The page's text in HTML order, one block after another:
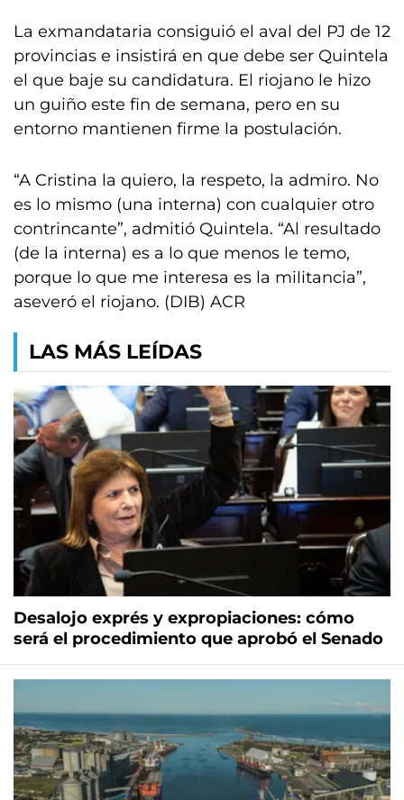
La exmandataria consiguió el aval del PJ de 12
provincias e insistirá en que debe ser Quintela
el que baje su candidatura. El riojano le hizo
un guiño este fin de semana, pero en su
entorno mantienen firme la postulación.
“A Cristina la quiero, la respeto, la admiro. No
es lo mismo (una interna) con cualquier otro
contrincante”, admitió Quintela. “Al resultado
(de la interna) es a lo que menos le temo,
porque lo que me interesa es la militancia”,
aseveró el riojano. (DIB) ACR
LAS MÁS LEÍDAS
Desalojo exprés y expropiaciones: cómo
será el procedimiento que aprobó el Senado